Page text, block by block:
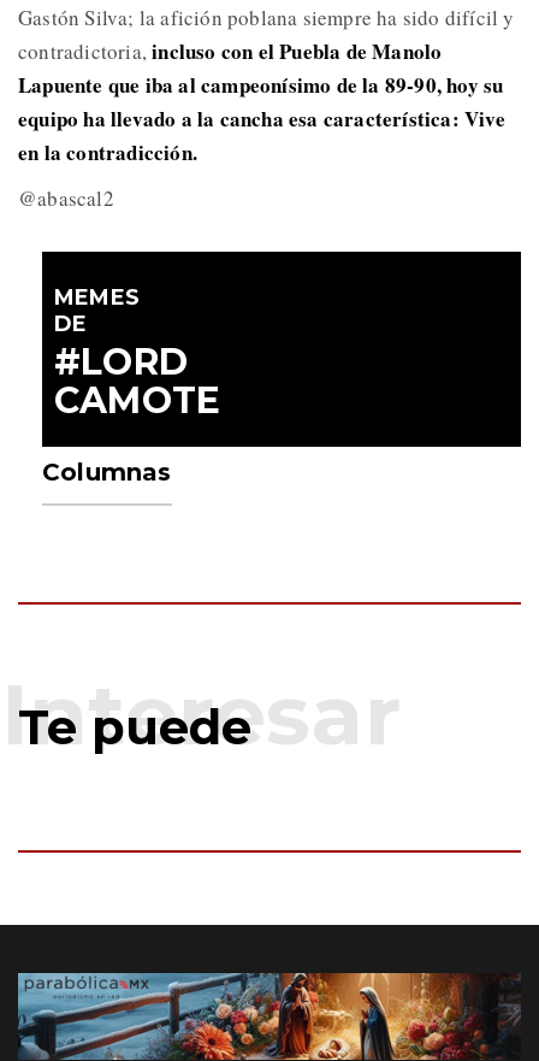
Gastón Silva; la afición poblana siempre ha sido difícil y
contradictoria,incluso con el Puebla de Manolo
Lapuente que iba al campeonísimo de la 89-90, hoy su
equipo ha llevado a la cancha esa característica: Vive
en la contradicción.
@abascal2
MEMES
DE
#LORD
CAMOTE
Columnas
Te puede